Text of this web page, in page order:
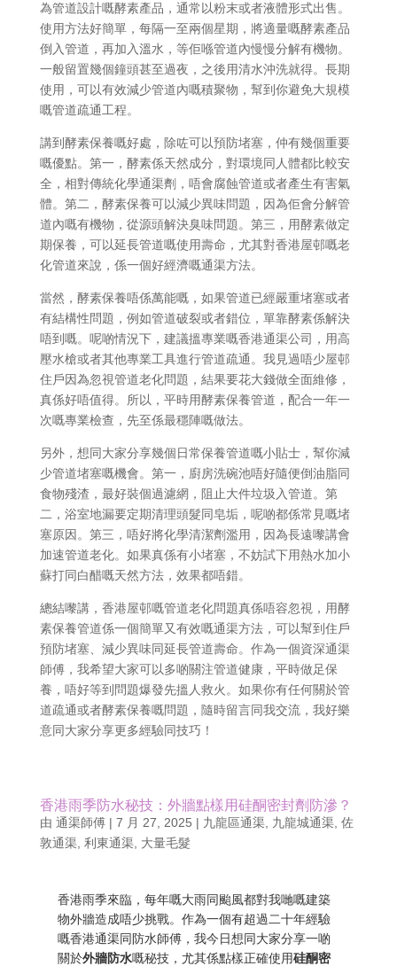
為管道設計嘅酵素產品，通常以粉末或者液體形式出售。
使用方法好簡單，每隔一至兩個星期，將適量嘅酵素產品
倒入管道，再加入溫水，等佢喺管道內慢慢分解有機物。
一般留置幾個鐘頭甚至過夜，之後用清水沖洗就得。長期
使用，可以有效減少管道內嘅積聚物，幫到你避免大規模
嘅管道疏通工程。
講到酵素保養嘅好處，除咗可以預防堵塞，仲有幾個重要
嘅優點。第一，酵素係天然成分，對環境同人體都比較安
全，相對傳統化學通渠劑，唔會腐蝕管道或者產生有害氣
體。第二，酵素保養可以減少異味問題，因為佢會分解管
道內嘅有機物，從源頭解決臭味問題。第三，用酵素做定
期保養，可以延長管道嘅使用壽命，尤其對香港屋邨嘅老
化管道來說，係一個好經濟嘅通渠方法。
當然，酵素保養唔係萬能嘅，如果管道已經嚴重堵塞或者
有結構性問題，例如管道破裂或者錯位，單靠酵素係解決
唔到嘅。呢啲情況下，建議搵專業嘅香港通渠公司，用高
壓水槍或者其他專業工具進行管道疏通。我見過唔少屋邨
住戶因為忽視管道老化問題，結果要花大錢做全面維修，
真係好唔值得。所以，平時用酵素保養管道，配合一年一
次嘅專業檢查，先至係最穩陣嘅做法。
另外，想同大家分享幾個日常保養管道嘅小貼士，幫你減
少管道堵塞嘅機會。第一，廚房洗碗池唔好隨便倒油脂同
食物殘渣，最好裝個過濾網，阻止大件垃圾入管道。第
二，浴室地漏要定期清理頭髮同皂垢，呢啲都係常見嘅堵
塞原因。第三，唔好將化學清潔劑濫用，因為長遠嚟講會
加速管道老化。如果真係有小堵塞，不妨試下用熱水加小
蘇打同白醋嘅天然方法，效果都唔錯。
總結嚟講，香港屋邨嘅管道老化問題真係唔容忽視，用酵
素保養管道係一個簡單又有效嘅通渠方法，可以幫到住戶
預防堵塞、減少異味同延長管道壽命。作為一個資深通渠
師傅，我希望大家可以多啲關注管道健康，平時做足保
養，唔好等到問題爆發先搵人救火。如果你有任何關於管
道疏通或者酵素保養嘅問題，隨時留言同我交流，我好樂
意同大家分享更多經驗同技巧！
香港雨季防水秘技：外牆點樣用硅酮密封劑防滲？
由 通渠師傅| 7 月 27, 2025 | 九龍區通渠, 九龍城通渠, 佐
敦通渠, 利東通渠, 大量毛髮
香港雨季來臨，每年嘅大雨同颱風都對我哋嘅建築
物外牆造成唔少挑戰。作為一個有超過二十年經驗
嘅香港通渠同防水師傅，我今日想同大家分享一啲
關於外牆防水嘅秘技，尤其係點樣正確使用硅酮密